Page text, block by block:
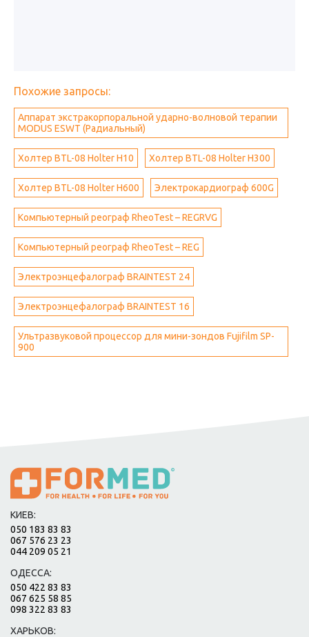
Похожие запросы:
Аппарат экстракорпоральной ударно-волновой терапии
MODUS ESWT (Радиальный)
Холтер BTL-08 Holter H10 Холтер BTL-08 Holter H300
Холтер BTL-08 Holter H600 Электрокардиограф 600G
Компьютерный реограф RheoTest – REGRVG
Компьютерный реограф RheoTest – REG
Электроэнцефалограф BRAINTEST 24
Электроэнцефалограф BRAINTEST 16
Ультразвуковой процессор для мини-зондов Fujifilm SP-
900
КИЕВ:
050 183 83 83
067 576 23 23
044 209 05 21
ОДЕССА:
050 422 83 83
067 625 58 85
098 322 83 83
ХАРЬКОВ: